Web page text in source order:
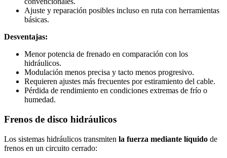
Ajuste y reparación posibles incluso en ruta con herramientas
básicas.
Desventajas:
Menor potencia de frenado en comparación con los
hidráulicos.
Modulación menos precisa y tacto menos progresivo.
Requieren ajustes más frecuentes por estiramiento del cable.
Pérdida de rendimiento en condiciones extremas de frío o
humedad.
Frenos de disco hidráulicos
Los sistemas hidráulicos transmiten la fuerza mediante líquido de
frenos en un circuito cerrado: